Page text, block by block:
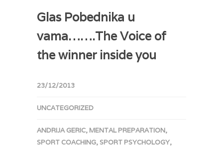
Glas Pobednika u
vama…….The Voice of
the winner inside you
23/12/2013
UNCATEGORIZED
ANDRIJA GERIC, MENTAL PREPARATION,
SPORT COACHING, SPORT PSYCHOLOGY,